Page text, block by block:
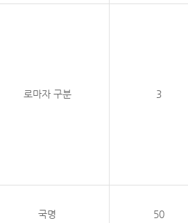
로마자 구분 3
국명 50